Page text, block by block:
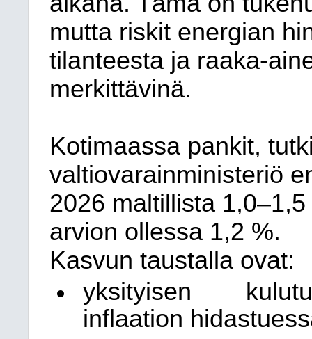
mutta riskit energian
tilanteesta ja raaka-
merkittävinä.
Kotimaassa pankit,
valtiovarainministeriö
2026 maltillista
arvion ollessa 1,2 %.
Kasvun taustalla ovat:
yksityisen
inflaation